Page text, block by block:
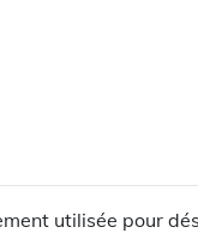
utilisée pour